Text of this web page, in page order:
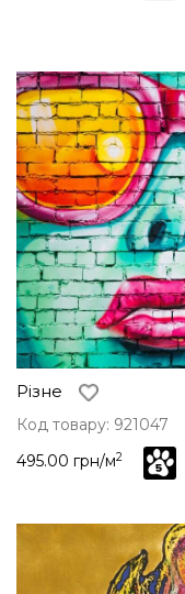
Різне
Код товару: 921047
495.00 грн/м2